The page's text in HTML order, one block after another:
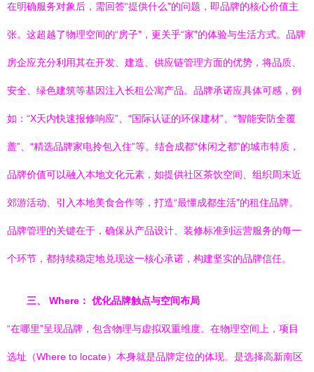
在明确服务对象后，需回答“提供什么”的问题，即品牌的核心价值主
张。这超越了物理空间的“房子”，更关乎“家”的体验与生活方式。品牌
房企应充分利用其在开发、建造、供应链管理方面的优势，将品质、
安全、绿色建筑等基因注入长租公寓产品。品牌承诺应具体可感，例
如：“X天内快速报修响应”、“国际认证的环保建材”、“智能安防全覆
盖”、“精选品牌家电拎包入住”等。结合成都“休闲之都”的城市特质，
品牌价值可以融入本地文化元素，如提供社区茶饮空间、组织周末近
郊游活动、引入本地美食合作等，打造“最懂成都生活”的租住品牌。
品牌管理的关键在于，确保从产品设计、装修标准到运营服务的每一
个环节，都持续稳定地兑现这一核心承诺，构建坚实的品牌信任。
三、 Where： 优化品牌触点与空间布局
“在哪里”呈现品牌，包含物理与虚拟双重维度。在物理空间上，项目
选址（Where to locate）本身就是品牌定位的体现。是选择高新南区